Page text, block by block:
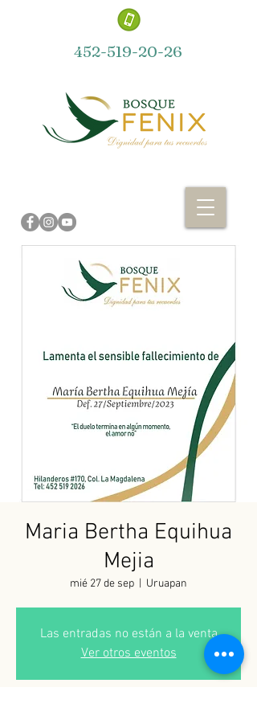
452-519-20-26
Maria Bertha Equihua
Mejia
mié 27 de sep Uruapan
Las entradas no están a la venta
Ver otros eventos